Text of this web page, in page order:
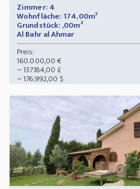
Zimmer: 4
Wohnfläche: 174,00m²
Grundstück: ,00m²
Al Bahr al Ahmar
Preis:
160.000,00 €
~ 137.184,00 £
~ 176.992,00 $